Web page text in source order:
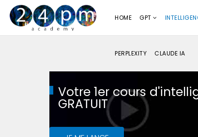
HOME GPT
PERPLEXITY CLAUDE IA
Votre 1er cours
GRATUIT